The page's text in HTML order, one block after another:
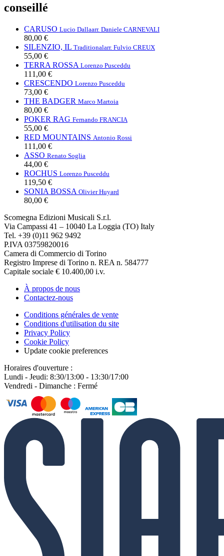
conseillé
CARUSO Lucio Dallaarr. Daniele CARNEVALI
80,00 €
SILENZIO, IL Traditionalarr. Fulvio CREUX
55,00 €
TERRA ROSSA Lorenzo Pusceddu
111,00 €
CRESCENDO Lorenzo Pusceddu
73,00 €
THE BADGER Marco Martoia
80,00 €
POKER RAG Fernando FRANCIA
55,00 €
RED MOUNTAINS Antonio Rossi
111,00 €
ASSO Renato Soglia
44,00 €
ROCHUS Lorenzo Pusceddu
119,50 €
SONIA BOSSA Olivier Huyard
80,00 €
Scomegna Edizioni Musicali S.r.l.
Via Campassi 41 – 10040 La Loggia (TO) Italy
Tel. +39 (0)11 962 9492
P.IVA 03759820016
Camera di Commercio di Torino
Registro Imprese di Torino n. REA n. 584777
Capitale sociale € 10.400,00 i.v.
À propos de nous
Contactez-nous
Conditions générales de vente
Conditions d'utilisation du site
Privacy Policy
Cookie Policy
Update cookie preferences
Horaires d'ouverture :
Lundi - Jeudi: 8:30/13:00 - 13:30/17:00
Vendredi - Dimanche : Fermé